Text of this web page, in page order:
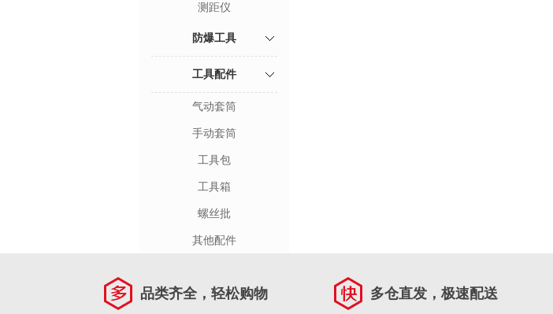
测距仪
防爆工具
工具配件
气动套筒
手动套筒
工具包
工具箱
螺丝批
其他配件
品类齐全，轻松购物 多仓直发，极速配送